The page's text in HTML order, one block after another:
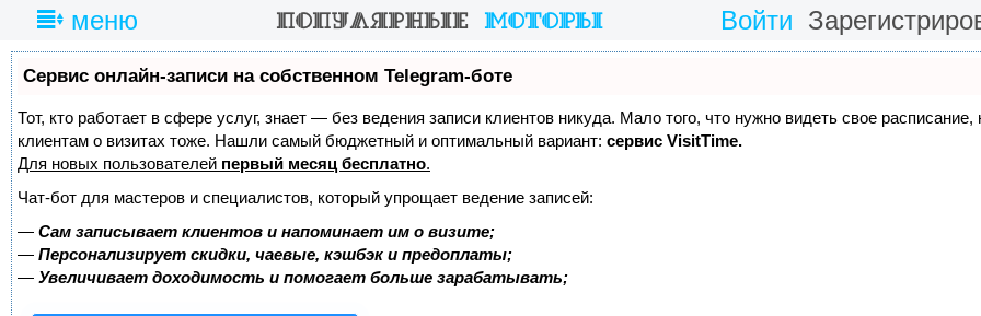
меню Войти
Сервис онлайн-записи на собственном Telegram-боте
Тот, кто работает в сфере услуг, знает — без ведения записи клиентов никуда. Мало того, что нужно видеть свое расписание,
клиентам о визитах тоже. Нашли самый бюджетный и оптимальный вариант: сервис VisitTime.
Для новых пользователей первый месяц бесплатно.
Чат-бот для мастеров и специалистов, который упрощает ведение записей:
— Сам записывает клиентов и напоминает им о визите;
— Персонализирует скидки, чаевые, кэшбэк и предоплаты;
— Увеличивает доходимость и помогает больше зарабатывать;